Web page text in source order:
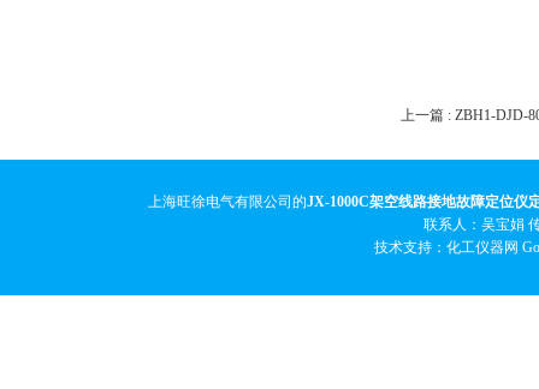
上一篇 : ZBH1-DJD-
上海旺徐电气有限公司的JX-1000C架空线路接地故障定位仪
联系人：吴宝娟
技术支持：化工仪器网